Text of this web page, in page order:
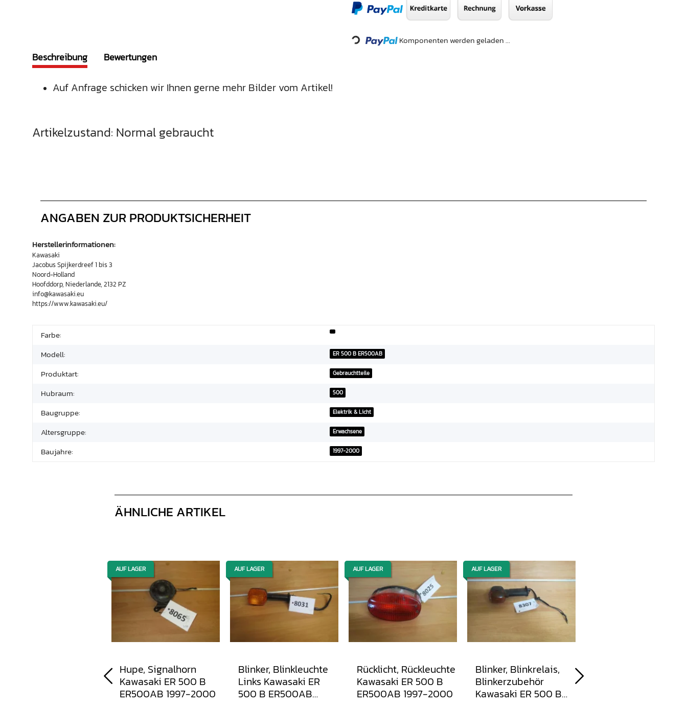
Loading... Komponenten werden geladen ...
Beschreibung Bewertungen
Auf Anfrage schicken wir Ihnen gerne mehr Bilder vom Artikel!
Artikelzustand: Normal gebraucht
ANGABEN ZUR PRODUKTSICHERHEIT
Herstellerinformationen:
Kawasaki
Jacobus Spijkerdreef 1 bis 3
Noord-Holland
Hoofddorp, Niederlande, 2132 PZ
info@kawasaki.eu
https://www.kawasaki.eu/
Farbe:
Modell:
ER 500 B ER500AB
Produktart: Gebrauchtteile
Hubraum: 500
Baugruppe: Elektrik & Licht
Altersgruppe: Erwachsene
Baujahre: 1997-2000
ÄHNLICHE ARTIKEL
AUF LAGER
Hupe, Signalhorn
Kawasaki ER 500 B
ER500AB 1997-2000
AUF LAGER
Blinker, Blinkleuchte
Links Kawasaki ER
500 B ER500AB
AUF LAGER
Rücklicht, Rückleuchte
Kawasaki ER 500 B
ER500AB 1997-2000
AUF LAGER
Blinker, Blinkrelais,
Blinkerzubehör
Kawasaki ER 500 B